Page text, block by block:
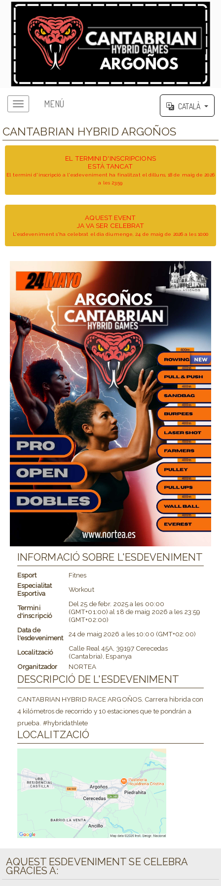
MENÚ CATALÀ
CANTABRIAN HYBRID ARGOÑOS
EL TERMINI D'INSCRIPCIONS
ESTÀ TANCAT
El termini d'inscripció a l'esdeveniment ha finalitzat el dilluns, 18 de maig de 2026
a les 23:59
AQUEST EVENT
JA VA SER CELEBRAT
L'esdeveniment s'ha celebrat el dia diumenge, 24 de maig de 2026 a les 10:00
INFORMACIÓ SOBRE L'ESDEVENIMENT
Esport
Fitnes
Especialitat
Esportiva
Workout
Termini
d'inscripció
Del25 de febr. 2025a les 00:00
(GMT+01:00) al18 de maig 2026 a les 23:59
(GMT+02:00)
Data de
l'esdeveniment
24 de maig 2026 a les10:00 (GMT+02:00)
Localització
Calle Real 45A, 39197 Cerecedas
(Cantabria), Espanya
Organitzador
NORTEA
DESCRIPCIÓ DE L'ESDEVENIMENT
CANTABRIAN HYBRID RACE ARGOÑOS. Carrera hibrida con
4 kilómetros de recorrido y 10 estaciones que te pondrán a
prueba. #hybridathlete
LOCALITZACIÓ
AQUEST ESDEVENIMENT SE CELEBRA
GRÀCIES A: